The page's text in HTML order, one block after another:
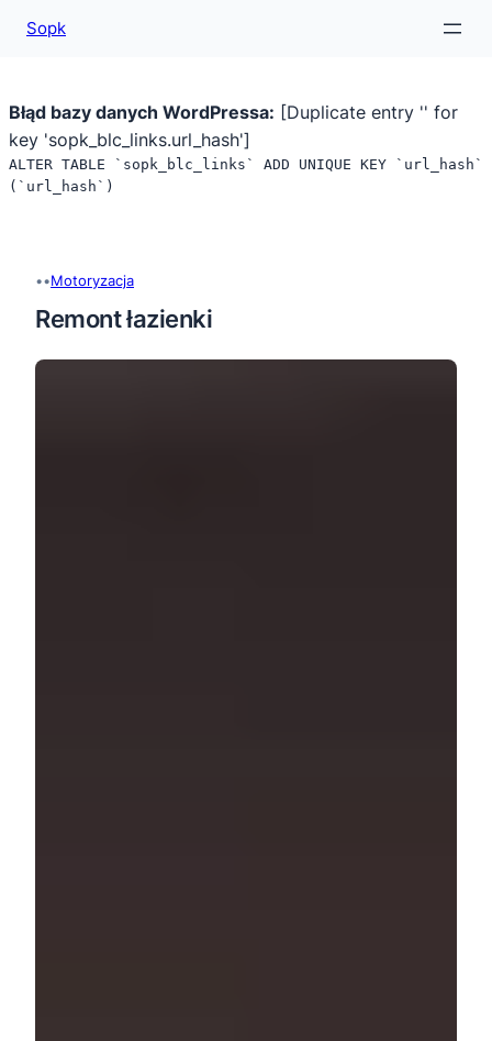
Błąd bazy danych WordPressa: [Duplicate entry '' for
key 'sopk_blc_links.url_hash']
ALTER TABLE `sopk_blc_links` ADD UNIQUE KEY `url_hash`
(`url_hash`)
treści
Sopk
••Motoryzacja
Remont łazienki